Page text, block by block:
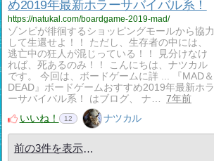
め2019年最新ホラーサバイバル系！
https://natukal.com/boardgame-2019-mad/
ゾンビが徘徊するショッピングモールから協力
して生還せよ！！ ただし、生存者の中には、
逃亡中の狂人が混じっている！！ 見分けなけ
れば、死あるのみ！！ こんにちは、ナツカル
です。 今回は、ボードゲームに詳 ... 『MAD＆
DEAD』ボードゲームおすすめ2019年最新ホラ
ーサバイバル系！ はブログ、 ナ…
7年前
いいね！
12 ナツカル
前の3件を表示